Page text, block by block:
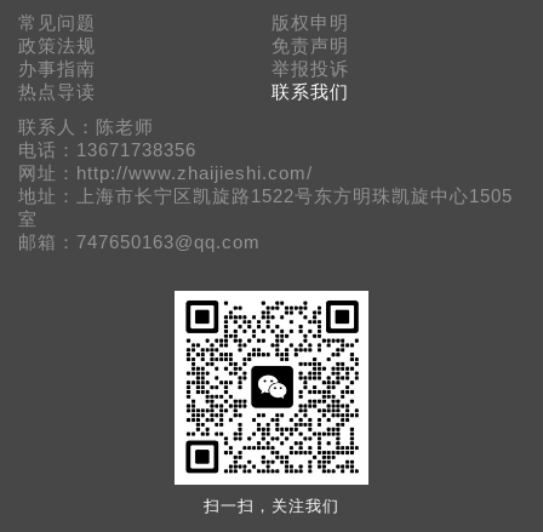
常见问题
政策法规
办事指南
热点导读
版权申明
免责声明
举报投诉
联系我们
联系人：陈老师
电话：13671738356
网址：http://www.zhaijieshi.com/
地址：上海市长宁区凯旋路1522号东方明珠凯旋中心1505
室
邮箱：747650163@qq.com
扫一扫，关注我们